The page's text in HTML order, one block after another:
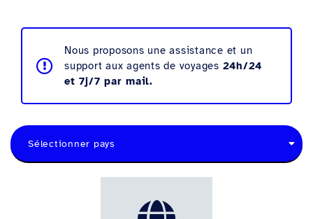
Nous proposons une assistance et un
support aux agents de voyages 24h/24
et 7j/7 par mail.
Sélectionner pays